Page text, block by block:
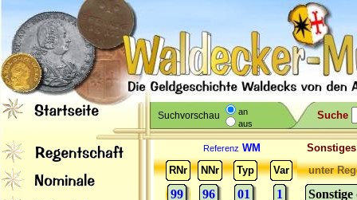
Suchvorschau
an
aus
Suche
Referenz WM
RNr
NNr Typ Var
99 96 01 1
unter
Sonstige